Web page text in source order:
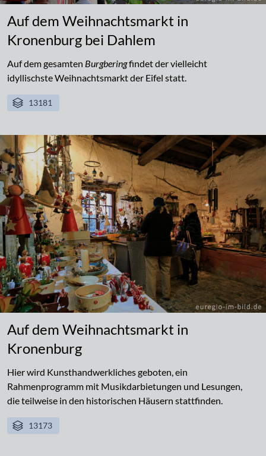
Auf dem Weihnachtsmarkt in
Kronenburg bei Dahlem
Auf dem gesamten Burgberingfindet der vielleicht
idyllischste Weihnachtsmarkt der Eifel statt.
13181
Auf dem Weihnachtsmarkt in
Kronenburg
Hier wird Kunsthandwerkliches geboten, ein
Rahmenprogramm mit Musikdarbietungen und Lesungen,
die teilweise in den historischen Häusern stattfinden.
13173